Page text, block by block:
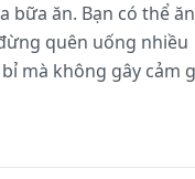
bữa ăn. Bạn có thể ăn
quên uống nhiều
mà không gây cảm